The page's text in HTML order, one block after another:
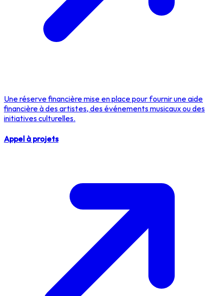
Une réserve financière mise en place pour fournir une aide
financière à des artistes, des événements musicaux ou des
initiatives culturelles.
Appel à projets